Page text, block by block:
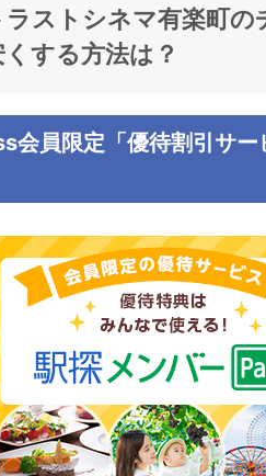
ラストシネマ有楽町の
する方法は？
会員限定「優待割引サー